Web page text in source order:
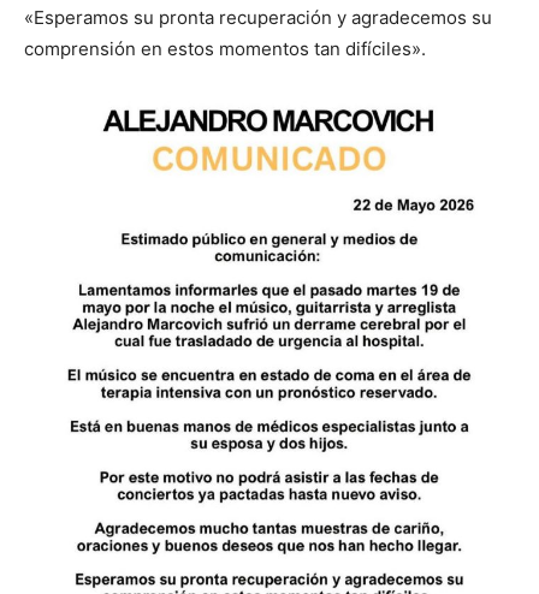
«Esperamos su pronta recuperación y agradecemos su
comprensión en estos momentos tan difíciles».